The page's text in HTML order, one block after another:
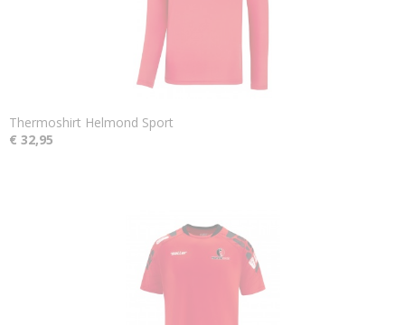
Thermoshirt Helmond Sport
€ 32,95